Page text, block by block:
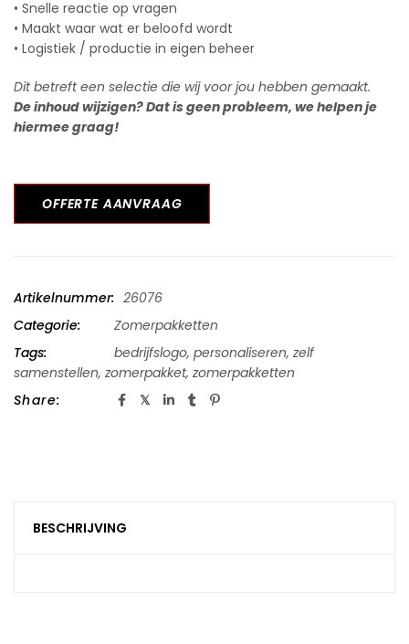
• Snelle reactie op vragen
• Maakt waar wat er beloofd wordt
• Logistiek / productie in eigen beheer
Dit betreft een selectie die wij voor jou hebben gemaakt.
De inhoud wijzigen? Dat is geen probleem, we helpen je
hiermee graag!
OFFERTE AANVRAAG
Artikelnummer: 26076
Categorie:
Zomerpakketten
Tags:
bedrijfslogo, personaliseren, zelf
samenstellen, zomerpakket, zomerpakketten
Share:
BESCHRIJVING